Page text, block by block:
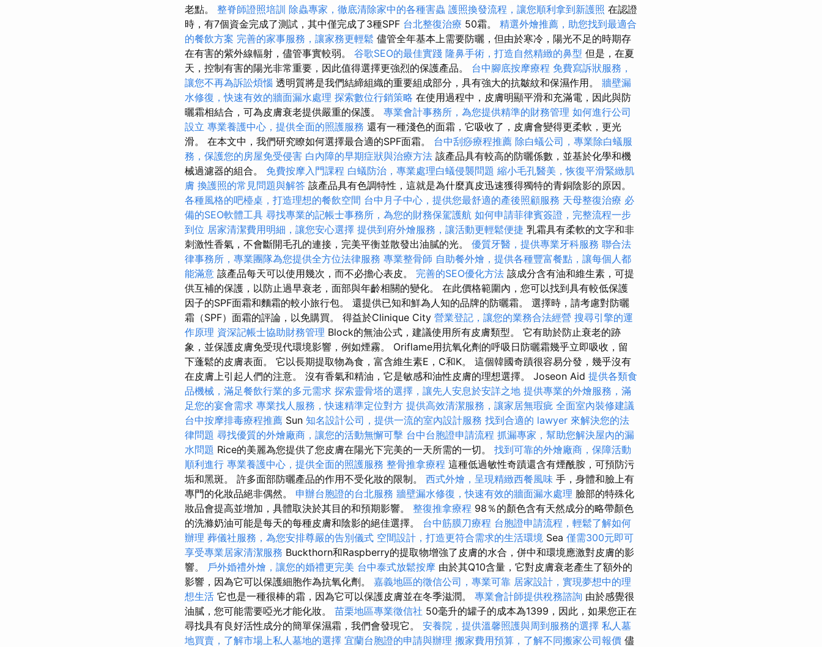
老點。 整脊師證照培訓 除蟲專家，徹底清除家中的各種害蟲 護照換發流程，讓您順利拿到新護照 在認證
時，有7個資金完成了測試，其中僅完成了3種SPF 台北整復治療 50霜。 精選外燴推薦，助您找到最適合
的餐飲方案 完善的家事服務，讓家務更輕鬆 儘管全年基本上需要防曬，但由於寒冷，陽光不足的時期存
在有害的紫外線輻射，儘管事實較弱。 谷歌SEO的最佳實踐 隆鼻手術，打造自然精緻的鼻型 但是，在夏
天，控制有害的陽光非常重要，因此值得選擇更強烈的保護產品。 台中腳底按摩療程 免費寫訴狀服務，
讓您不再為訴訟煩惱 透明質將是我們結締組織的重要組成部分，具有強大的抗皺紋和保濕作用。 牆壁漏
水修復，快速有效的牆面漏水處理 探索數位行銷策略 在使用過程中，皮膚明顯平滑和充滿電，因此與防
曬霜相結合，可為皮膚衰老提供嚴重的保護。 專業會計事務所，為您提供精準的財務管理 如何進行公司
設立 專業養護中心，提供全面的照護服務 還有一種淺色的面霜，它吸收了，皮膚會變得更柔軟，更光
滑。 在本文中，我們研究瞭如何選擇最合適的SPF面霜。 台中刮痧療程推薦 除白蟻公司，專業除白蟻服
務，保護您的房屋免受侵害 白內障的早期症狀與治療方法 該產品具有較高的防曬係數，並基於化學和機
械過濾器的組合。 免費按摩入門課程 白蟻防治，專業處理白蟻侵襲問題 縮小毛孔醫美，恢復平滑緊緻肌
膚 換護照的常見問題與解答 該產品具有色調特性，這就是為什麼真皮迅速獲得獨特的青銅陰影的原因。
各種風格的吧檯桌，打造理想的餐飲空間 台中月子中心，提供您最舒適的產後照顧服務 天母整復治療 必
備的SEO軟體工具 尋找專業的記帳士事務所，為您的財務保駕護航 如何申請菲律賓簽證，完整流程一步
到位 居家清潔費用明細，讓您安心選擇 提供到府外燴服務，讓活動更輕鬆便捷 乳霜具有柔軟的文字和非
刺激性香氣，不會斷開毛孔的連接，完美平衡並散發出油膩的光。 優質牙醫，提供專業牙科服務 聯合法
律事務所，專業團隊為您提供全方位法律服務 專業整骨師 自助餐外燴，提供各種豐富餐點，讓每個人都
能滿意 該產品每天可以使用幾次，而不必擔心表皮。 完善的SEO優化方法 該成分含有油和維生素，可提
供互補的保護，以防止過早衰老，面部與年齡相關的變化。 在此價格範圍內，您可以找到具有較低保護
因子的SPF面霜和麵霜的較小旅行包。 還提供已知和鮮為人知的品牌的防曬霜。 選擇時，請考慮對防曬
霜（SPF）面霜的評論，以免購買。 得益於Clinique City 營業登記，讓您的業務合法經營 搜尋引擎的運
作原理 資深記帳士協助財務管理 Block的無油公式，建議使用所有皮膚類型。 它有助於防止衰老的跡
象，並保護皮膚免受現代環境影響，例如煙霧。 Oriflame用抗氧化劑的呼吸日防曬霜幾乎立即吸收，留
下蓬鬆的皮膚表面。 它以長期提取物為食，富含維生素E，C和K。 這個韓國奇蹟很容易分發，幾乎沒有
在皮膚上引起人們的注意。 沒有香氣和精油，它是敏感和油性皮膚的理想選擇。 Joseon Aid 提供各類食
品機械，滿足餐飲行業的多元需求 探索靈骨塔的選擇，讓先人安息於安詳之地 提供專業的外燴服務，滿
足您的宴會需求 專業找人服務，快速精準定位對方 提供高效清潔服務，讓家居無瑕疵 全面室內裝修建議
台中按摩排毒療程推薦 Sun 知名設計公司，提供一流的室內設計服務 找到合適的 lawyer 來解決您的法
律問題 尋找優質的外燴廠商，讓您的活動無懈可擊 台中台胞證申請流程 抓漏專家，幫助您解決屋內的漏
水問題 Rice的美麗為您提供了您皮膚在陽光下完美的一天所需的一切。 找到可靠的外燴廠商，保障活動
順利進行 專業養護中心，提供全面的照護服務 整骨推拿療程 這種低過敏性奇蹟還含有煙酰胺，可預防污
垢和黑斑。 許多面部防曬產品的作用不受化妝的限制。 西式外燴，呈現精緻西餐風味 手，身體和臉上有
專門的化妝品絕非偶然。 申辦台胞證的台北服務 牆壁漏水修復，快速有效的牆面漏水處理 臉部的特殊化
妝品會提高並增加，具體取決於其目的和預期影響。 整復推拿療程 98％的顏色含有天然成分的略帶顏色
的洗滌奶油可能是每天的每種皮膚和陰影的絕佳選擇。 台中筋膜刀療程 台胞證申請流程，輕鬆了解如何
辦理 葬儀社服務，為您安排尊嚴的告別儀式 空間設計，打造更符合需求的生活環境 Sea 僅需300元即可
享受專業居家清潔服務 Buckthorn和Raspberry的提取物增強了皮膚的水合，併中和環境應激對皮膚的影
響。 戶外婚禮外燴，讓您的婚禮更完美 台中泰式放鬆按摩 由於其Q10含量，它對皮膚衰老產生了額外的
影響，因為它可以保護細胞作為抗氧化劑。 嘉義地區的徵信公司，專業可靠 居家設計，實現夢想中的理
想生活 它也是一種很棒的霜，因為它可以保護皮膚並在冬季滋潤。 專業會計師提供稅務諮詢 由於感覺很
油膩，您可能需要啞光才能化妝。 苗栗地區專業徵信社 50毫升的罐子的成本為1399，因此，如果您正在
尋找具有良好活性成分的簡單保濕霜，我們會發現它。 安養院，提供溫馨照護與周到服務的選擇 私人墓
地買賣，了解市場上私人墓地的選擇 宜蘭台胞證的申請與辦理 搬家費用預算，了解不同搬家公司報價 儘